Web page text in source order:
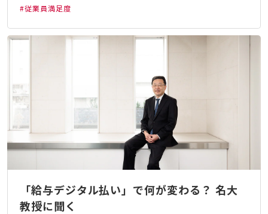
#従業員満足度
「給与デジタル払い」で何が変わる？ 名大
教授に聞く